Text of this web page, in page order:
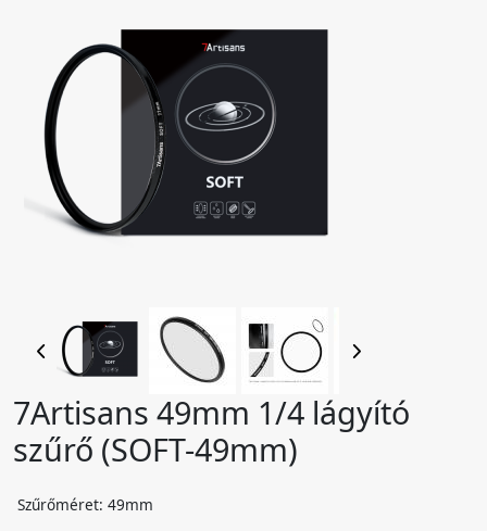
7Artisans 49mm 1/4 lágyító
szűrő (SOFT-49mm)
Szűrőméret: 49mm